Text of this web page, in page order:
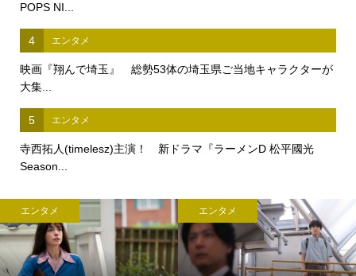
POPS NI...
4 エンタメ
映画『翔んで埼玉』 総勢53体の埼玉県ご当地キャラクターが
大集...
5 エンタメ
寺西拓人(timelesz)主演！ 新ドラマ『ラーメンD 松平國光
Season...
エンタメ エンタメ